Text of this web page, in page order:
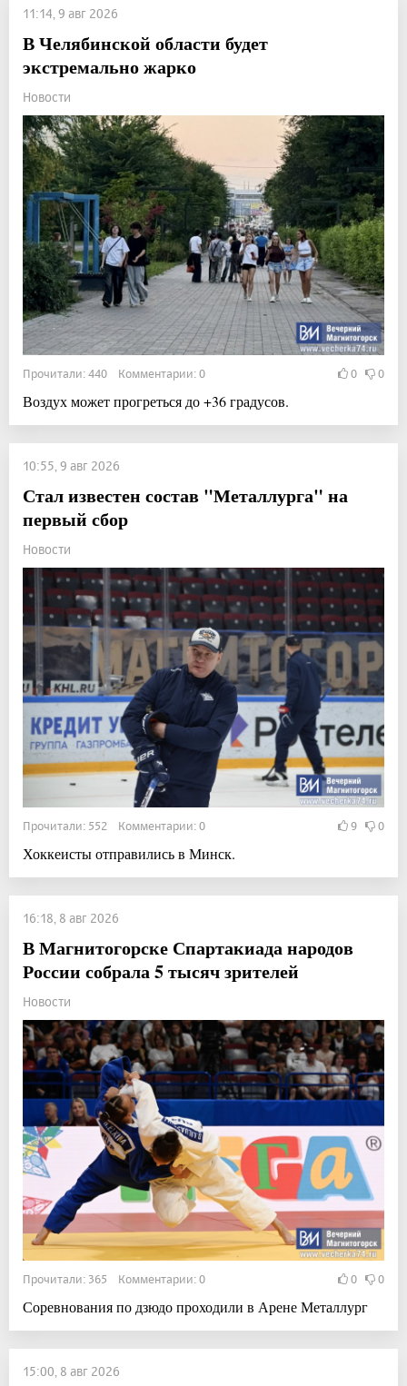
11:14, 9 авг 2026
В Челябинской области будет
экстремально жарко
Новости
Прочитали: 440 Комментарии: 0 0 0
Воздух может прогреться до +36 градусов.
10:55, 9 авг 2026
Стал известен состав "Металлурга" на
первый сбор
Новости
Прочитали: 552 Комментарии: 0 9 0
Хоккеисты отправились в Минск.
16:18, 8 авг 2026
В Магнитогорске Спартакиада народов
России собрала 5 тысяч зрителей
Новости
Прочитали: 365 Комментарии: 0 0 0
Соревнования по дзюдо проходили в Арене Металлург
15:00, 8 авг 2026